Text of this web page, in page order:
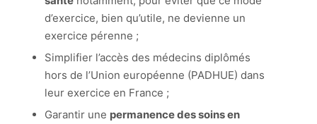
d’exercice, bien qu’utile, ne devienne un
exercice pérenne ;
Simplifier l’accès des médecins diplômés
hors de l’Union européenne (PADHUE) dans
leur exercice en France ;
Garantir une permanence des soins en